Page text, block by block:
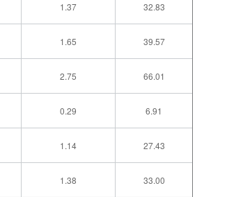
1.37 32.83
1.65 39.57
2.75 66.01
0.29 6.91
1.14 27.43
1.38 33.00